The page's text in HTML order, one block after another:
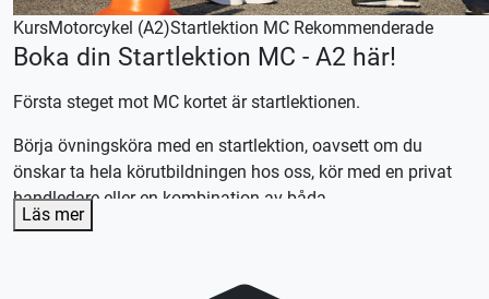
KursMotorcykel (A2)Startlektion MC Rekommenderade
Boka din Startlektion MC - A2 här!
Första steget mot MC kortet är startlektionen.
Börja övningsköra med en startlektion, oavsett om du
önskar ta hela körutbildningen hos oss, kör med en privat
handledare eller en kombination av båda.
Läs mer